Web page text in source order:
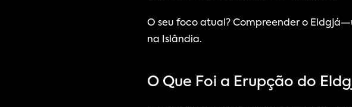
O seu foco atual? Compreender o
na Islândia.
O Que Foi a Erupção do